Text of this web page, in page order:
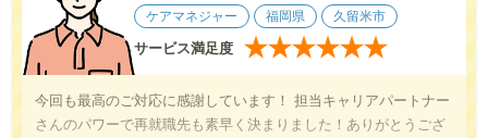
ケアマネジャー 福岡県 久留米市
サービス満足度 ★★★★★★
今回も最高のご対応に感謝しています！ 担当キャリアパートナー
さんのパワーで再就職先も素早く決まりました！ありがとうござ